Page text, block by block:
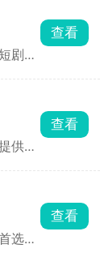
适合
，换
剧市
。官
完全
查看
供及
和发
务，
配功
职
查看
选应
查看